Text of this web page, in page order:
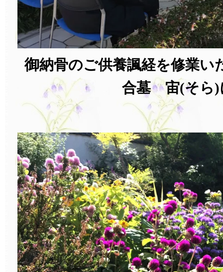
御納骨のご供養諷経を修業
合墓 宙(そら)